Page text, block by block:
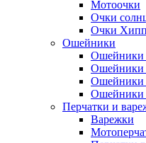
Мотоочки
Очки
Очки
Ошейники
Ошейники
Ошейники
Ошейники
Ошейники
Перчатки и
Варежки